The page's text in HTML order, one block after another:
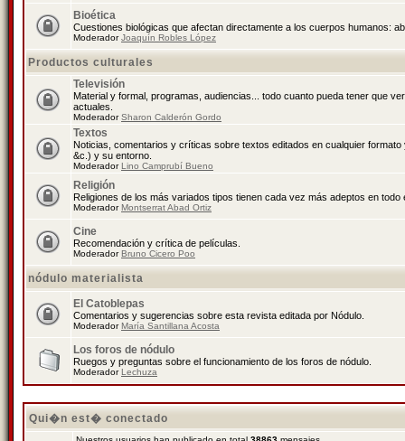
Bioética
Cuestiones biológicas que afectan directamente a los cuerpos humanos:
ModeradorJoaquín Robles López
Productos culturales
Televisión
Material y formal, programas, audiencias... todo cuanto pueda tener que
actuales.
ModeradorSharon Calderón Gordo
Textos
Noticias, comentarios y críticas sobre textos editados en cualquier
&c.) y su entorno.
ModeradorLino Camprubí Bueno
Religión
Religiones de los más variados tipos tienen cada vez más adeptos en todo
ModeradorMontserrat Abad Ortiz
Cine
Recomendación y crítica de películas.
ModeradorBruno Cicero Poo
nódulo materialista
El Catoblepas
Comentarios y sugerencias sobre esta revista editada por Nódulo.
ModeradorMaría Santillana Acosta
Los foros de nódulo
Ruegos y preguntas sobre el funcionamiento de los foros de nódulo.
ModeradorLechuza
Qui�n est� conectado